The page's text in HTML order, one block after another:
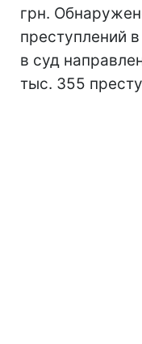
грн.
преступлений
в суд
тыс. 355